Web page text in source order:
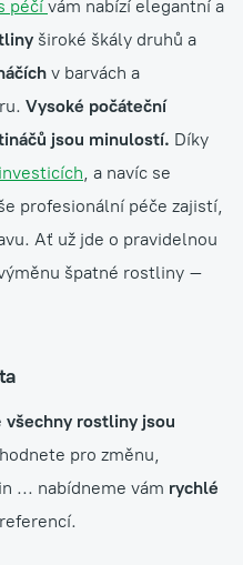
péčí vám nabízí elegantní a
široké škály druhů a
v barvách a
Vysoké počáteční
jsou minulostí. Díky
, a navíc se
profesionální péče zajistí,
Ať už jde o pravidelnou
špatné rostliny –
všechny rostliny jsou
pro změnu,
... nabídneme vám rychlé